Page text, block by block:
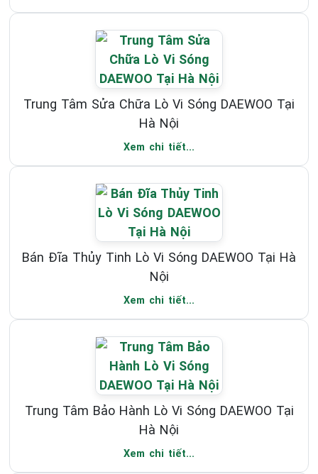
Trung Tâm Sửa Chữa Lò Vi Sóng DAEWOO Tại
Hà Nội
Xem chi tiết...
Bán Đĩa Thủy Tinh Lò Vi Sóng DAEWOO Tại Hà
Nội
Xem chi tiết...
Trung Tâm Bảo Hành Lò Vi Sóng DAEWOO Tại
Hà Nội
Xem chi tiết...